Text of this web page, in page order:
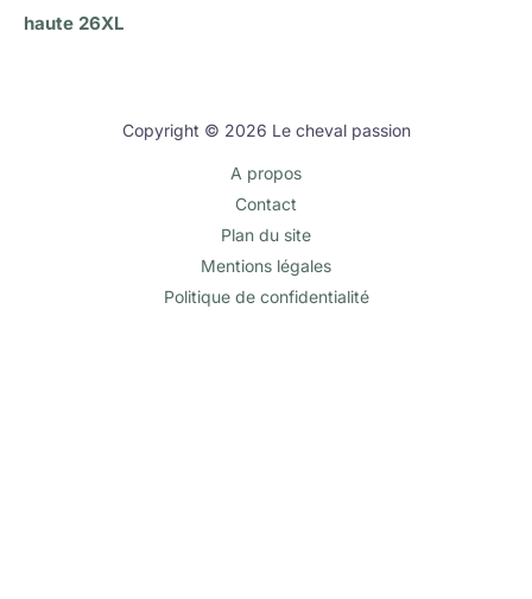
haute 26XL
Copyright © 2026 Le cheval passion
A propos
Contact
Plan du site
Mentions légales
Politique de confidentialité